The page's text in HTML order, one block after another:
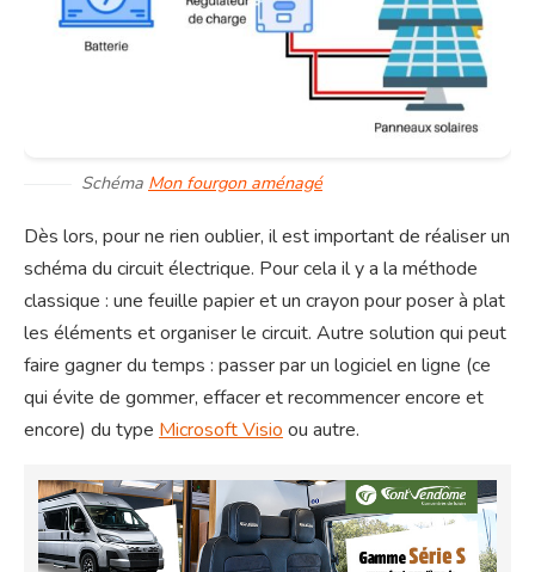
Schéma Mon fourgon aménagé
Dès lors, pour ne rien oublier, il est important de réaliser un
schéma du circuit électrique. Pour cela il y a la méthode
classique : une feuille papier et un crayon pour poser à plat
les éléments et organiser le circuit. Autre solution qui peut
faire gagner du temps : passer par un logiciel en ligne (ce
qui évite de gommer, effacer et recommencer encore et
encore) du type Microsoft Visioou autre.